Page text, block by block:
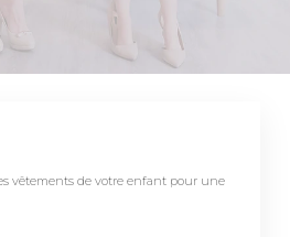
vêtements de votre enfant pour une